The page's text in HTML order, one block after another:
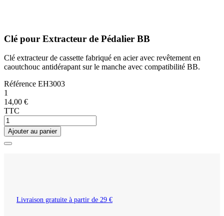
Clé pour Extracteur de Pédalier BB
Clé extracteur de cassette fabriqué en acier avec revêtement en
caoutchouc antidérapant sur le manche avec compatibilité BB.
Référence EH3003
1
14,00 €
TTC
Ajouter au panier
Livraison gratuite à partir de 29 €